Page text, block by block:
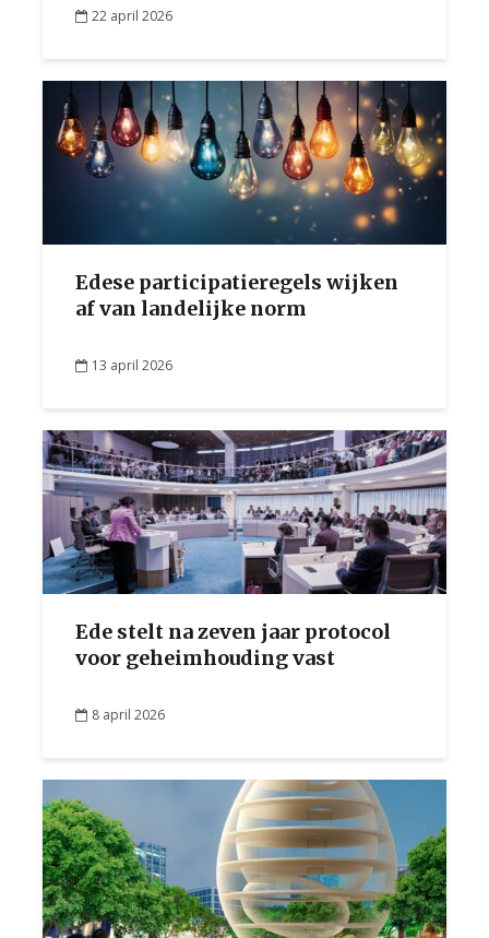
22 april 2026
Edese participatieregels wijken
af van landelijke norm
13 april 2026
Ede stelt na zeven jaar protocol
voor geheimhouding vast
8 april 2026